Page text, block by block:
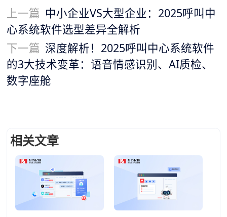
上一篇 中小企业VS大型企业：2025呼叫中
心系统软件选型差异全解析
下一篇 深度解析！2025呼叫中心系统软件
的3大技术变革：语音情感识别、AI质检、
数字座舱
相关文章